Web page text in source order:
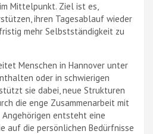
Mittelpunkt. Ziel ist es,
ihren Tagesablauf wieder
mehr Selbstständigkeit zu
Menschen in Hannover unter
oder in schwierigen
sie dabei, neue Strukturen
die enge Zusammenarbeit mit
entsteht eine
auf die persönlichen Bedürfnisse